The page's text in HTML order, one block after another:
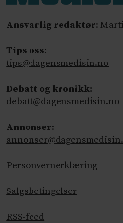
Ansvarlig redaktør:
Tips oss:
tips@dagensmedisin.no
Debatt og kronikk:
debatt@dagensmedisin.no
Annonser:
Personvernerklæring
Salgsbetingelser
RSS-feed